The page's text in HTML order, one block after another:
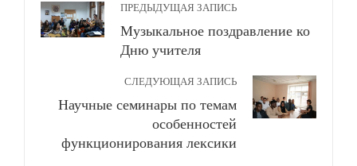
ПРЕДЫДУЩАЯ ЗАПИСЬ
Музыкальное поздравление ко
Дню учителя
СЛЕДУЮЩАЯ ЗАПИСЬ
Научные семинары по темам
особенностей
функционирования лексики